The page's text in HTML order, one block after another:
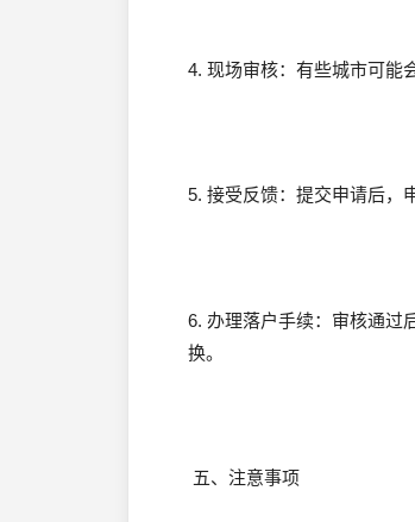
4. 现场审核：有些城市可能
5. 接受反馈：提交申请后，
6. 办理落户手续：审核通过
换。
五、注意事项